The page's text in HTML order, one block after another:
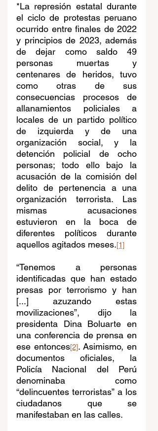
*La represión estatal durante
el ciclo de protestas peruano
ocurrido entre finales de 2022
y principios de 2023, además
de dejar como saldo 49
personas muertas y
centenares de heridos, tuvo
como otras de sus
consecuencias procesos de
allanamientos policiales a
locales de un partido político
de izquierda y de una
organización social, y la
detención policial de ocho
personas; todo ello bajo la
acusación de la comisión del
delito de pertenencia a una
organización terrorista. Las
mismas acusaciones
estuvieron en la boca de
diferentes políticos durante
aquellos agitados meses.[1]
“Tenemos a personas
identificadas que han estado
[...] azuzando estas
movilizaciones”, dijo la
presidenta Dina Boluarte en
una conferencia de prensa en
ese entonces[2]. Asimismo, en
documentos oficiales, la
Policía Nacional del Perú
denominaba como
“delincuentes terroristas” a los
ciudadanos que se
manifestaban en las calles.